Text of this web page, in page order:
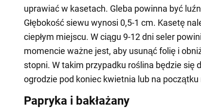
uprawiać w kasetach. Gleba powinna być
Głębokość siewu wynosi 0,5-1 cm. Kasetę
ciepłym miejscu. W ciągu 9-12 dni seler
momencie ważne jest, aby usunąć folię i
stopni. W takim przypadku roślina będzie się
ogrodzie pod koniec kwietnia lub na początku
Papryka i bakłażany